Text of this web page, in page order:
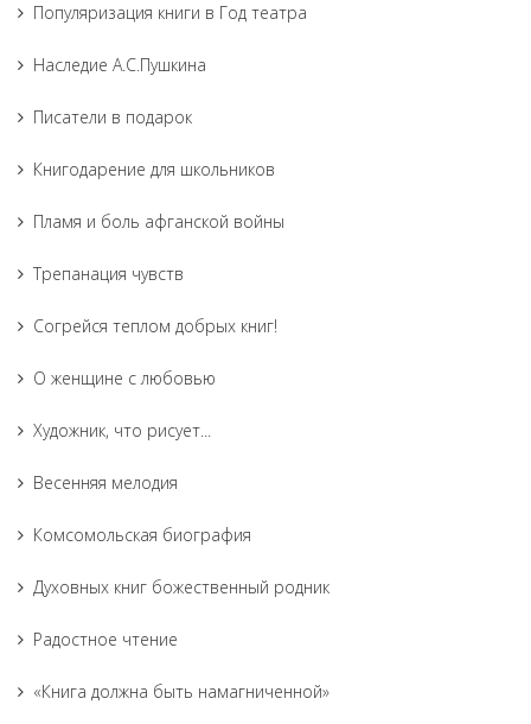
Популяризация книги в Год театра
Наследие А.С.Пушкина
Писатели в подарок
Книгодарение для школьников
Пламя и боль афганской войны
Трепанация чувств
Согрейся теплом добрых книг!
О женщине с любовью
Художник, что рисует...
Весенняя мелодия
Комсомольская биография
Духовных книг божественный родник
Радостное чтение
«Книга должна быть намагниченной»